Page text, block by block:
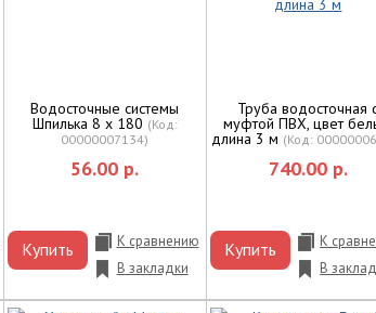
Водосточные системы
Шпилька 8 х 180 (Код:
00000007134)
56.00 р.
Купить
К сравнению
В закладки
Труба водосточная
муфтой ПВХ, цвет
длина 3 м (Код:
740.00 р.
Купить
К
В